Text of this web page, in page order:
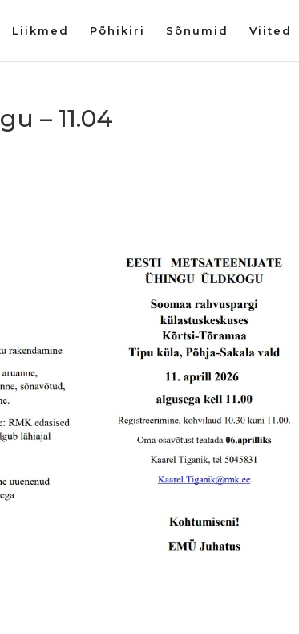
Liikmed Põhikiri Sõnumid Viited
– 11.04